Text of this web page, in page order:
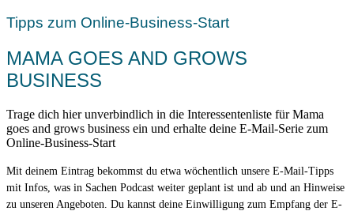
Tipps zum Online-Business-Start
MAMA GOES AND GROWS
BUSINESS
Trage dich hier unverbindlich in die Interessentenliste für Mama
goes and grows business ein und erhalte deine E-Mail-Serie zum
Online-Business-Start
Mit deinem Eintrag bekommst du etwa wöchentlich unsere E-Mail-Tipps
mit Infos, was in Sachen Podcast weiter geplant ist und ab und an Hinweise
zu unseren Angeboten. Du kannst deine Einwilligung zum Empfang der E-